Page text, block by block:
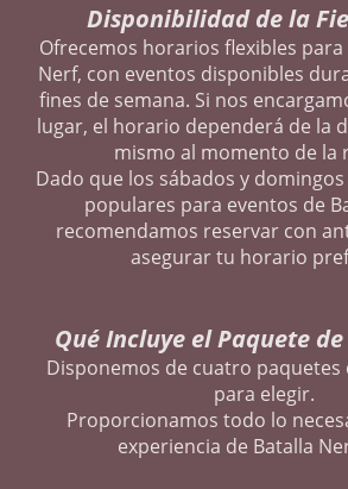
Disponibilidad de la
Ofrecemos horarios flexibles
Nerf, con eventos disponibles
fines de semana. Si nos
lugar, el horario dependerá de la
mismo al momento de la
Dado que los sábados y
populares para eventos de
recomendamos reservar con
asegurar tu horario
Qué Incluye el Paquete
Disponemos de cuatro paquetes
para elegir.
Proporcionamos todo lo
experiencia de Batalla